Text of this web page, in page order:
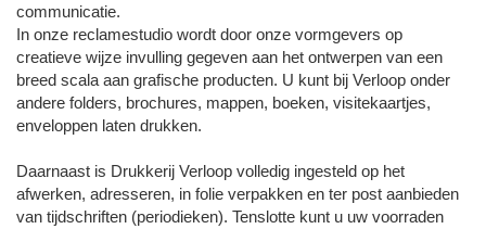
communicatie.
In onze reclamestudio wordt door onze vormgevers op
creatieve wijze invulling gegeven aan het ontwerpen van een
breed scala aan grafische producten. U kunt bij Verloop onder
andere folders, brochures, mappen, boeken, visitekaartjes,
enveloppen laten drukken.
Daarnaast is Drukkerij Verloop volledig ingesteld op het
afwerken, adresseren, in folie verpakken en ter post aanbieden
van tijdschriften (periodieken). Tenslotte kunt u uw voorraden